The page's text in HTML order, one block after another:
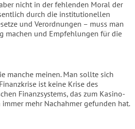
nicht in der fehlenden Moral der
durch die institutionellen
und Verordnungen – muss man
machen und Empfehlungen für die
manche meinen. Man sollte sich
ist keine Krise des
Finanzsystems, das zum Kasino-
mehr Nachahmer gefunden hat.